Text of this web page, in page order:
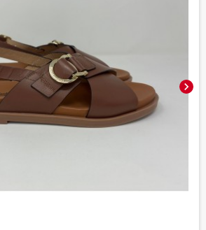
chevron_right